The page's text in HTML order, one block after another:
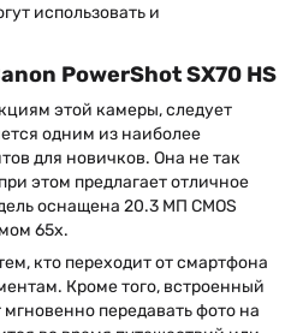
использовать и
PowerShot SX70 HS
этой камеры, следует
одним из наиболее
для новичков. Она не так
этом предлагает отличное
оснащена 20.3 МП CMOS
65х.
кто переходит от смартфона
Кроме того, встроенный
передавать фото на